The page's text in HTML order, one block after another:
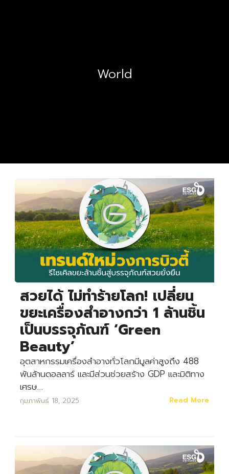
World
สวยได้ ไม่ทำร้ายโลก! เปลี่ยน
ขยะเครื่องสำอางกว่า 1 ล้านชิ้น
เป็นบรรจุภัณฑ์ ‘Green
Beauty’
อุตสาหกรรมเครื่องสำอางทั่วโลกมีมูลค่าสูงถึง 488
พันล้านดอลลาร์ และมีส่วนช่วยสร้าง GDP และมิติทาง
เศรษ…
กุมภาพันธ์ 18, 2025 Read More